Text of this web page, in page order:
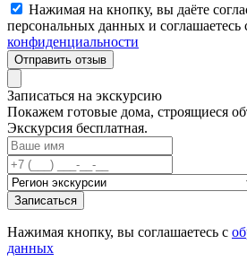
Нажимая на кнопку, вы даёте
персональных данных и соглашаетесь
конфиденциальности
Отправить отзыв
Записаться на экскурсию
Покажем готовые дома, строящиеся
Экскурсия бесплатная.
Записаться
Нажимая кнопку, вы соглашаетесь с
данных